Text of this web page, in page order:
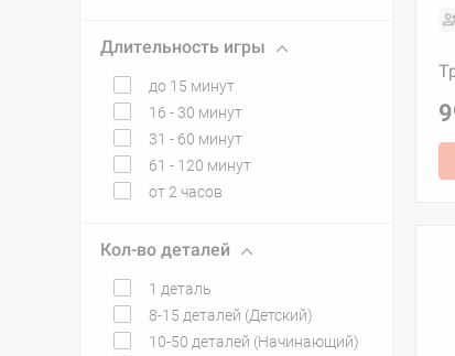
Длительность игры
до 15 минут
16 - 30 минут
31 - 60 минут
61 - 120 минут
от 2 часов
Кол-во деталей
1 деталь
8-15 деталей (Детский)
10-50 деталей (Начинающий)